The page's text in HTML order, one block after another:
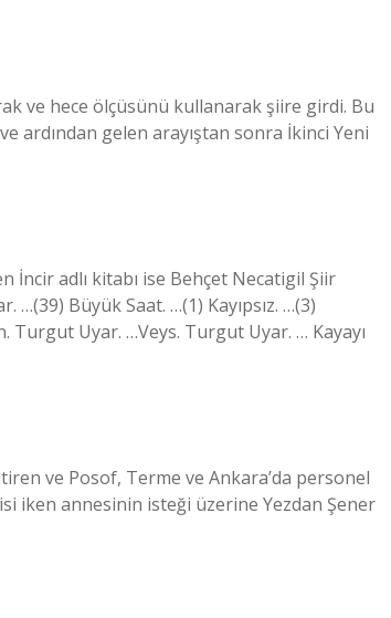
ve hece ölçüsünü kullanarak şiire girdi. Bu
ardından gelen arayıştan sonra İkinci Yeni
İncir adlı kitabı ise Behçet Necatigil Şiir
…(39) Büyük Saat. …(1) Kayıpsız. …(3)
Turgut Uyar. …Veys. Turgut Uyar. … Kayayı
ve Posof, Terme ve Ankara’da personel
iken annesinin isteği üzerine Yezdan Şener